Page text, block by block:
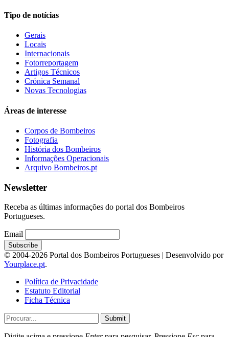
Tipo de notícias
Gerais
Locais
Internacionais
Fotorreportagem
Artigos Técnicos
Crónica Semanal
Novas Tecnologias
Áreas de interesse
Corpos de Bombeiros
Fotografia
História dos Bombeiros
Informações Operacionais
Arquivo Bombeiros.pt
Newsletter
Receba as últimas informações do portal dos Bombeiros
Portugueses.
Email
© 2004-2026 Portal dos Bombeiros Portugueses | Desenvolvido por
Yourplace.pt.
Política de Privacidade
Estatuto Editorial
Ficha Técnica
Submit